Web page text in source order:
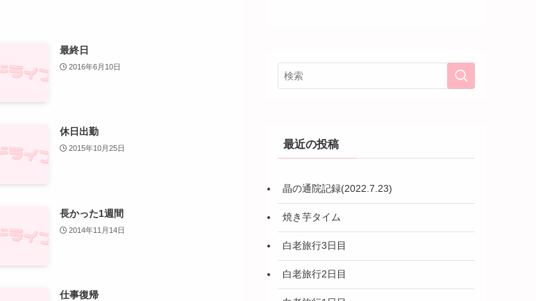
最終日
2016年6月10日
休日出勤
2015年10月25日
長かった1週間
2014年11月14日
仕事復帰
最近の投稿
晶の通院記録(2022.7.23)
焼き芋タイム
白老旅行3日目
白老旅行2日目